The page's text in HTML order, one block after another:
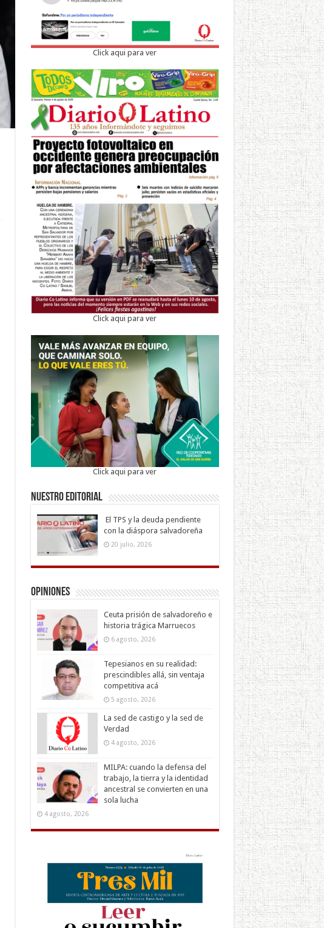
Click aqui para ver
Click aqui para ver
Click aqui para ver
Nuestro Editorial
El TPS y la deuda pendiente
con la diáspora salvadoreña
20 julio, 2026
Opiniones
Ceuta prisión de salvadoreño e
historia trágica Marruecos
6 agosto, 2026
Tepesianos en su realidad:
prescindibles allá, sin ventaja
competitiva acá
5 agosto, 2026
La sed de castigo y la sed de
Verdad
4 agosto, 2026
MILPA: cuando la defensa del
trabajo, la tierra y la identidad
ancestral se convierten en una
sola lucha
4 agosto, 2026